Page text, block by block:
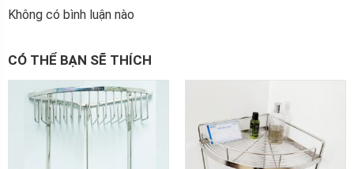
Không có bình luận nào
CÓ THỂ BẠN SẼ THÍCH